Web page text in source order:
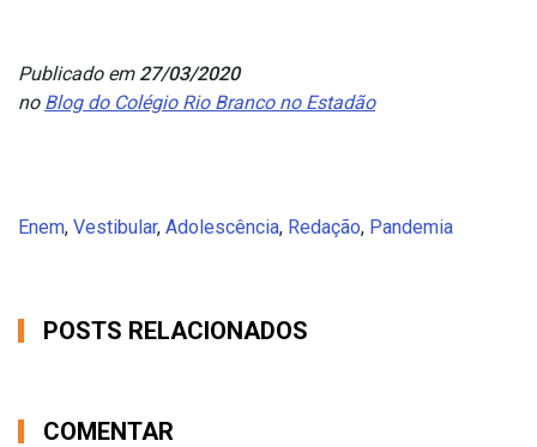
Publicado em 27/03/2020
no Blog do Colégio Rio Branco no Estadão
Enem, Vestibular, Adolescência, Redação, Pandemia
POSTS RELACIONADOS
COMENTAR